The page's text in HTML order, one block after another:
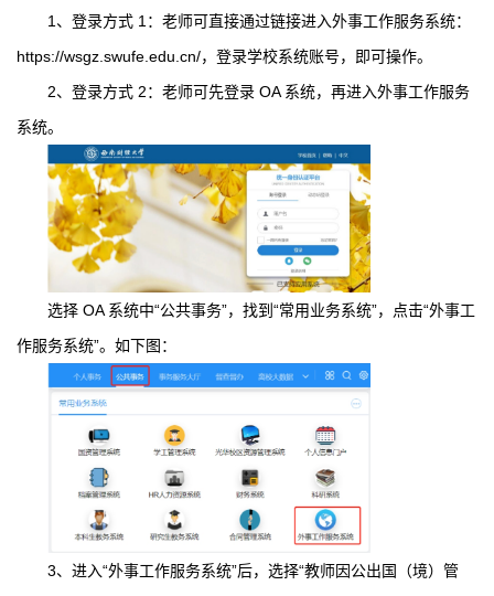
1、登录方式 1：老师可直接通过链接进入外事工作服务系统：
https://wsgz.swufe.edu.cn/，登录学校系统账号，即可操作。
2、登录方式 2：老师可先登录 OA 系统，再进入外事工作服务
系统。
选择 OA 系统中“公共事务”，找到“常用业务系统”，点击“外事工
作服务系统”。如下图：
3、进入“外事工作服务系统”后，选择“教师因公出国（境）管